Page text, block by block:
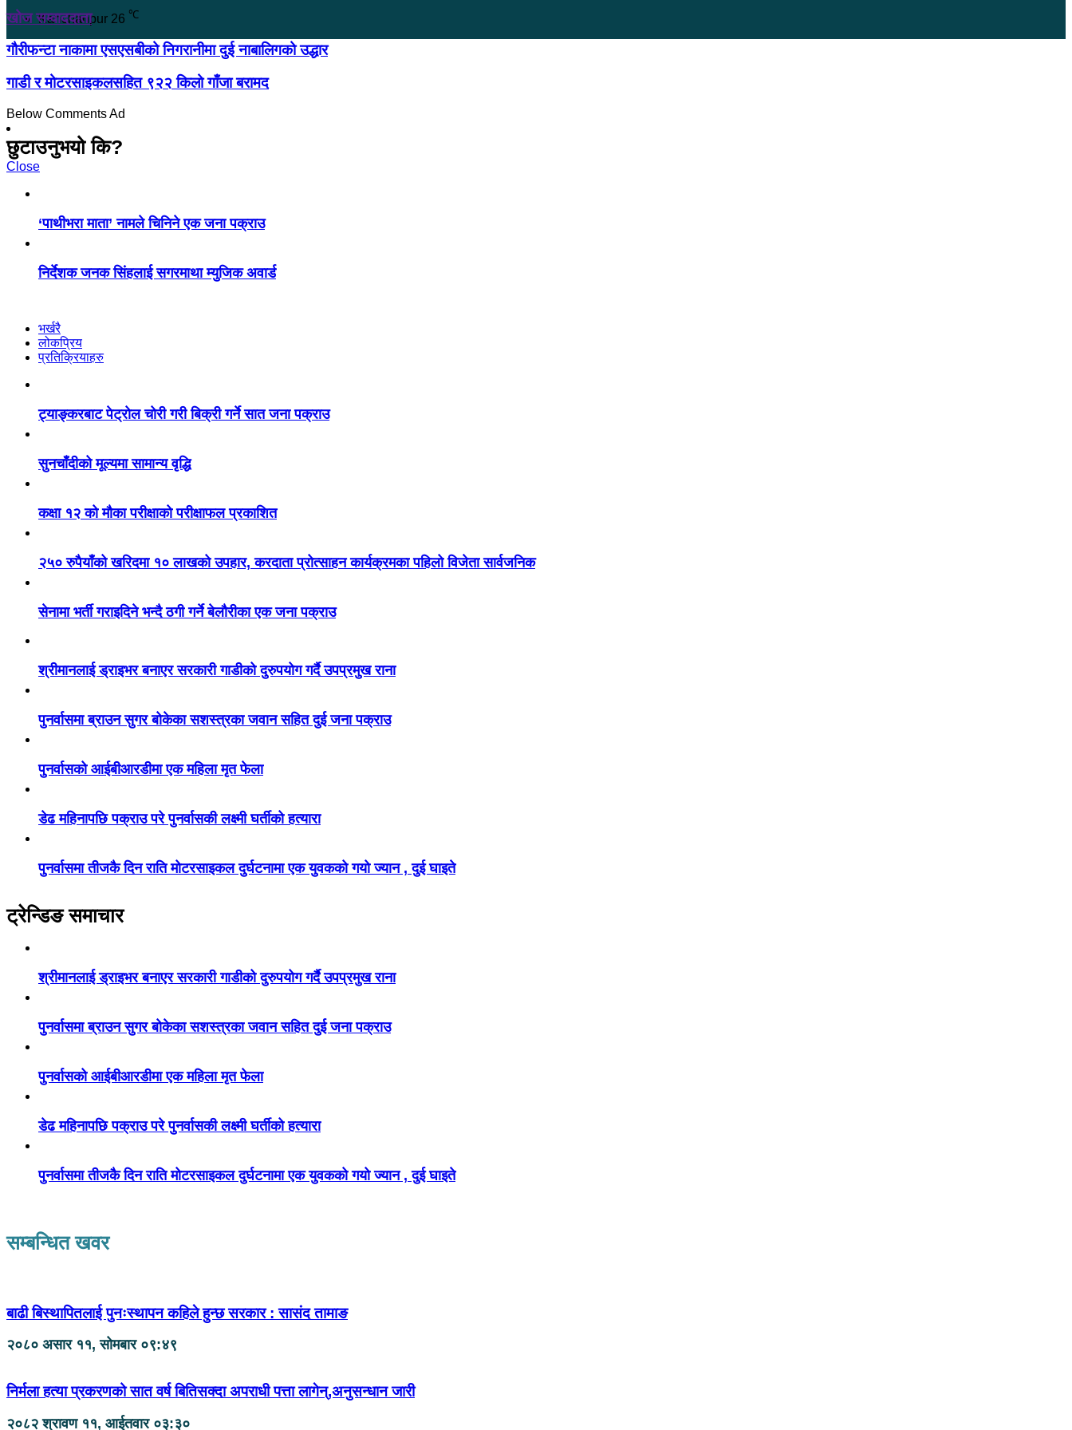
Kanchanpur 26 ℃
खोज सम्वाददाता
गौरीफन्टा नाकामा एसएसबीको निगरानीमा दुई नाबालिगको उद्धार
गाडी र मोटरसाइकलसहित ९२२ किलो गाँजा बरामद
Below Comments Ad
छुटाउनुभयो कि?
Close
‘पाथीभरा माता’ नामले चिनिने एक जना पक्राउ
निर्देशक जनक सिंहलाई सगरमाथा म्युजिक अवार्ड
भर्खरै
लोकप्रिय
प्रतिक्रियाहरु
ट्याङ्करबाट पेट्रोल चोरी गरी बिक्री गर्ने सात जना पक्राउ
सुनचाँदीको मूल्यमा सामान्य वृद्धि
कक्षा १२ को मौका परीक्षाको परीक्षाफल प्रकाशित
२५० रुपैयाँको खरिदमा १० लाखको उपहार, करदाता प्रोत्साहन कार्यक्रमका पहिलो विजेता सार्वजनिक
सेनामा भर्ती गराइदिने भन्दै ठगी गर्ने बेलौरीका एक जना पक्राउ
श्रीमानलाई ड्राइभर बनाएर सरकारी गाडीको दुरुपयोग गर्दै उपप्रमुख राना
पुनर्वासमा ब्राउन सुगर बोकेका सशस्त्रका जवान सहित दुई जना पक्राउ
पुनर्वासको आईबीआरडीमा एक महिला मृत फेला
डेढ महिनापछि पक्राउ परे पुनर्वासकी लक्ष्मी घर्तीको हत्यारा
पुनर्वासमा तीजकै दिन राति मोटरसाइकल दुर्घटनामा एक युवकको गयो ज्यान , दुई घाइते
ट्रेन्डिङ समाचार
श्रीमानलाई ड्राइभर बनाएर सरकारी गाडीको दुरुपयोग गर्दै उपप्रमुख राना
पुनर्वासमा ब्राउन सुगर बोकेका सशस्त्रका जवान सहित दुई जना पक्राउ
पुनर्वासको आईबीआरडीमा एक महिला मृत फेला
डेढ महिनापछि पक्राउ परे पुनर्वासकी लक्ष्मी घर्तीको हत्यारा
पुनर्वासमा तीजकै दिन राति मोटरसाइकल दुर्घटनामा एक युवकको गयो ज्यान , दुई घाइते
सम्बन्धित खवर
बाढी बिस्थापितलाई पुनःस्थापन कहिले हुन्छ सरकार : सासंद तामाङ
२०८० असार ११, सोमबार ०९:४९
निर्मला हत्या प्रकरणको सात वर्ष बितिसक्दा अपराधी पत्ता लागेन्,अनुसन्धान जारी
२०८२ श्रावण ११, आईतवार ०३:३०